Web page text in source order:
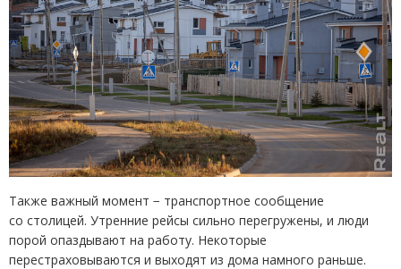
Также важный момент − транспортное сообщение
со столицей. Утренние рейсы сильно перегружены, и люди
порой опаздывают на работу. Некоторые
перестраховываются и выходят из дома намного раньше.